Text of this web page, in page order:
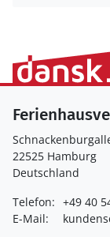
22525 Hamburg
Deutschland
Telefon: +49 40
E-Mail: